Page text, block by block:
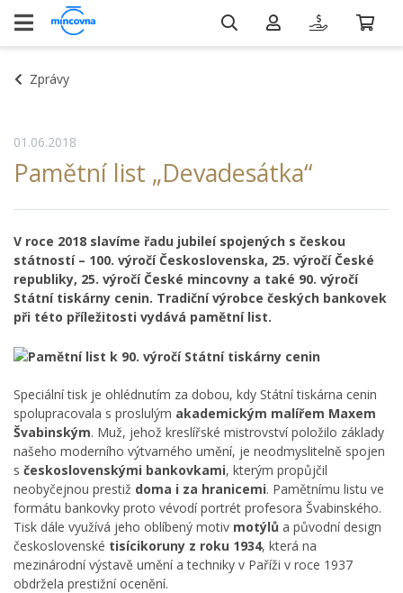
Zprávy
Pamětní list „Devadesátka“
01.06.2018
V roce 2018 slavíme řadu jubileí spojených s českou
státností – 100. výročí Československa, 25. výročí České
republiky, 25. výročí České mincovny a také 90. výročí
Státní tiskárny cenin. Tradiční výrobce českých bankovek
při této příležitosti vydává pamětní list.
Speciální tisk je ohlédnutím za dobou, kdy Státní tiskárna cenin
spolupracovala s proslulým akademickým malířem Maxem
Švabinským. Muž, jehož kreslířské mistrovství položilo základy
našeho moderního výtvarného umění, je neodmyslitelně spojen
s československými bankovkami, kterým propůjčil
neobyčejnou prestiž doma i za hranicemi. Pamětnímu listu ve
formátu bankovky proto vévodí portrét profesora Švabinského.
Tisk dále využívá jeho oblíbený motiv motýlů a původní design
československé tisícikoruny z roku 1934, která na
mezinárodní výstavě umění a techniky v Paříži v roce 1937
obdržela prestižní ocenění.